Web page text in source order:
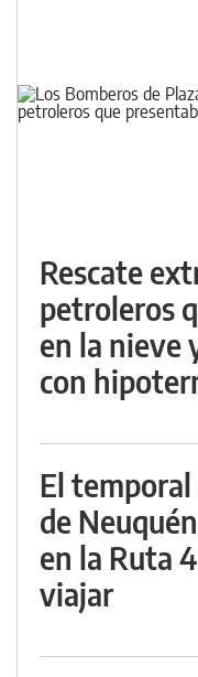
Rescate
petroleros
en la nieve
con
El
de
en la Ruta
viajar